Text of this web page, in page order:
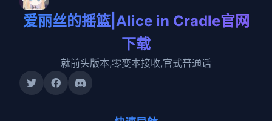
爱丽丝的摇篮|Alice in Cradle官网
下载
就前头版本,零变本接收,官式普通话